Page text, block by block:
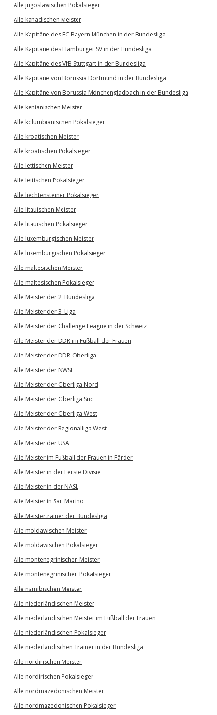
Alle jugoslawischen Pokalsieger
Alle kanadischen Meister
Alle Kapitäne des FC Bayern München in der Bundesliga
Alle Kapitäne des Hamburger SV in der Bundesliga
Alle Kapitäne des VfB Stuttgart in der Bundesliga
Alle Kapitäne von Borussia Dortmund in der Bundesliga
Alle Kapitäne von Borussia Mönchengladbach in der Bundesliga
Alle kenianischen Meister
Alle kolumbianischen Pokalsieger
Alle kroatischen Meister
Alle kroatischen Pokalsieger
Alle lettischen Meister
Alle lettischen Pokalsieger
Alle liechtensteiner Pokalsieger
Alle litauischen Meister
Alle litauischen Pokalsieger
Alle luxemburgischen Meister
Alle luxemburgischen Pokalsieger
Alle maltesischen Meister
Alle maltesischen Pokalsieger
Alle Meister der 2. Bundesliga
Alle Meister der 3. Liga
Alle Meister der Challenge League in der Schweiz
Alle Meister der DDR im Fußball der Frauen
Alle Meister der DDR-Oberliga
Alle Meister der NWSL
Alle Meister der Oberliga Nord
Alle Meister der Oberliga Süd
Alle Meister der Oberliga West
Alle Meister der Regionalliga West
Alle Meister der USA
Alle Meister im Fußball der Frauen in Färöer
Alle Meister in der Eerste Divisie
Alle Meister in der NASL
Alle Meister in San Marino
Alle Meistertrainer der Bundesliga
Alle moldawischen Meister
Alle moldawischen Pokalsieger
Alle montenegrinischen Meister
Alle montenegrinischen Pokalsieger
Alle namibischen Meister
Alle niederländischen Meister
Alle niederländischen Meister im Fußball der Frauen
Alle niederländischen Pokalsieger
Alle niederländischen Trainer in der Bundesliga
Alle nordirischen Meister
Alle nordirischen Pokalsieger
Alle nordmazedonischen Meister
Alle nordmazedonischen Pokalsieger